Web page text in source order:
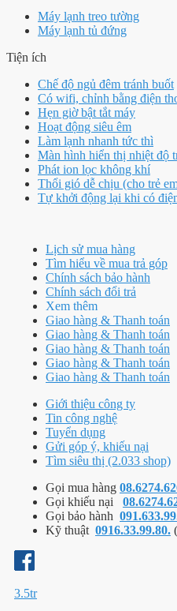
Máy lạnh treo tường
Máy lạnh tủ đứng
Tiện ích
Chế độ ngủ đêm tránh buốt
Có wifi, chỉnh bằng điện
Hẹn giờ bật tắt máy
Hoạt động siêu êm
Làm lạnh nhanh tức thì
Màn hình hiển thị nhiệt độ
Phát ion lọc không khí
Thổi gió dễ chịu (cho trẻ
Tự khởi động lại khi có
Lịch sử mua hàng
Tìm hiểu về mua trả góp
Chính sách bảo hành
Chính sách đổi trả
Xem thêm
Giao hàng & Thanh toán
Giao hàng & Thanh toán
Giao hàng & Thanh toán
Giao hàng & Thanh toán
Giao hàng & Thanh toán
Giới thiệu công ty
Tin công nghệ
Tuyển dụng
Gửi góp ý, khiếu nại
Tìm siêu thị (2.033 shop)
Gọi mua hàng
Gọi khiếu nại
Gọi bảo hành
Kỹ thuật 0916.33.99.80.
3.5tr